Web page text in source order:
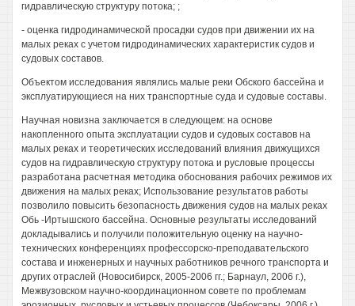
гидравлическую структуру потока; ;
- оценка гидродинамической просадки судов при движении их на
малых реках с учетом гидродинамических характеристик судов и
судовых составов.
Объектом исследования являлись малые реки Обского бассейна и
эксплуатирующиеся на них транспортные суда и судовые составы.
Научная новизна заключается в следующем: на основе
накопленного опыта эксплуатации судов и судовых составов на
малых реках и теоретических исследований влияния движущихся
судов на гидравлическую структуру потока и русловые процессы
разработана расчетная методика обоснования рабочих режимов их
движения на малых реках; Использование результатов работы
позволило повысить безопасность движения судов на малых реках
Обь -Иртышского бассейна. Основные результаты исследований
докладывались и получили положительную оценку на научно-
технических конференциях профессорско-преподавательского
состава и инженерных и научных работников речного транспорта и
других отраслей (Новосибирск, 2005-2006 гг.; Барнаул, 2006 г.),
Межвузовском научно-координационном совете по проблемам